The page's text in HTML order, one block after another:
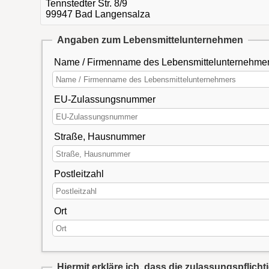
Tennstedter Str. 8/9
99947 Bad Langensalza
Angaben zum Lebensmittelunternehmen
Name / Firmenname des
EU-Zulassungsnummer
Straße, Hausnummer
Postleitzahl
Ort
Hiermit erkläre ich, dass die